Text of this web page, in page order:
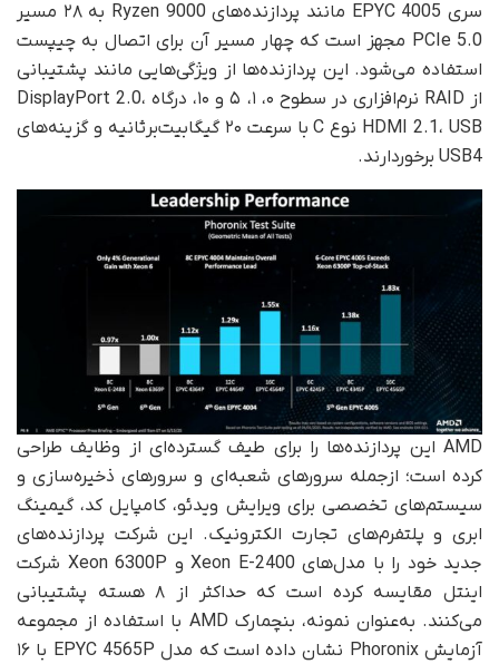
سری EPYC 4005 مانند پردازنده‌های Ryzen 9000 به ۲۸ مسیر
PCIe 5.0 مجهز است که چهار مسیر آن برای اتصال به چیپست
استفاده می‌شود. این پردازنده‌ها از ویژگی‌هایی مانند پشتیبانی
از RAID نرم‌افزاری در سطوح ۰، ۱، ۵ و ۱۰، درگاه DisplayPort 2.0،
HDMI 2.1، USB نوع C با سرعت ۲۰ گیگابیت‌برثانیه و گزینه‌های
USB4 برخوردارند.
AMD این پردازنده‌ها را برای طیف گسترده‌ای از وظایف طراحی
کرده است؛ ازجمله سرورهای شعبه‌ای و سرورهای ذخیره‌سازی و
سیستم‌های تخصصی برای ویرایش ویدئو، کامپایل کد، گیمینگ
ابری و پلتفرم‌های تجارت الکترونیک. این شرکت پردازنده‌های
جدید خود را با مدل‌های Xeon E-2400 و Xeon 6300P شرکت
اینتل مقایسه کرده است که حداکثر از ۸ هسته پشتیبانی
می‌کنند. به‌عنوان نمونه، بنچمارک AMD با استفاده از مجموعه
آزمایش Phoronix نشان داده است که مدل EPYC 4565P با ۱۶